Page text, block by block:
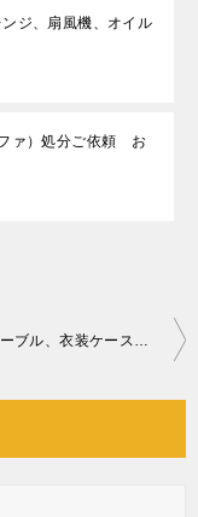
ジ、扇風機、オイル
ァ）処分ご依頼 お
ガラステーブル、衣装ケース、かご等の回収・処分ご依頼 お客様の声